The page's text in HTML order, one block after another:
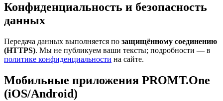
Конфиденциальность и безопасность
данных
Передача данных выполняется по защищённому соединению
(HTTPS). Мы не публикуем ваши тексты; подробности — в
политике конфиденциальности на сайте.
Мобильные приложения PROMT.One
(iOS/Android)